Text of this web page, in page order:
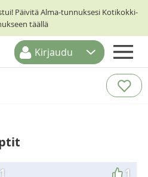
Päivitä Alma-tunnuksesi Kotikokki-
täällä
Kirjaudu
1 1